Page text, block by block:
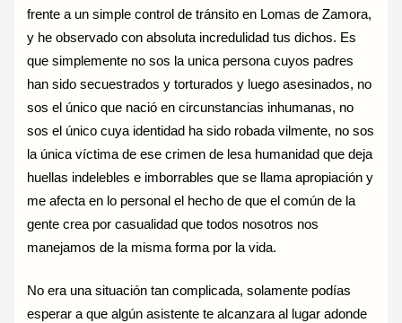
frente a un simple control de tránsito en Lomas de Zamora,
y he observado con absoluta incredulidad tus dichos. Es
que simplemente no sos la unica persona cuyos padres
han sido secuestrados y torturados y luego asesinados, no
sos el único que nació en circunstancias inhumanas, no
sos el único cuya identidad ha sido robada vilmente, no sos
la única víctima de ese crimen de lesa humanidad que deja
huellas indelebles e imborrables que se llama apropiación y
me afecta en lo personal el hecho de que el común de la
gente crea por casualidad que todos nosotros nos
manejamos de la misma forma por la vida.
No era una situación tan complicada, solamente podías
esperar a que algún asistente te alcanzara al lugar adonde